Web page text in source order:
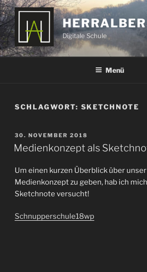
Zum
Inhalt
springen
Digitale Schule
Menü
SCHLAGWORT: SKETCHNOTE
VERÖFFENTLICHT
AM
30. NOVEMBER 2018
Medienkonzept als
Um einen kurzen Überblick über
Medienkonzept zu geben, hab ich
Sketchnote versucht!
Schnupperschule18wp